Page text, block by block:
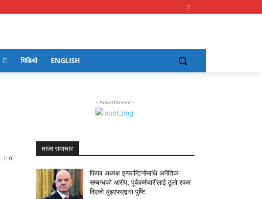
भिडियो ENGLISH
0
- Advertisment -
ताजा समाचार
फिफा अध्यक्ष इन्फान्टिनोमाथि अनैतिक
सम्बन्धको आरोप, पूर्वकर्मचारीलाई ठूलो रकम
दिएको युइएफएद्वारा पुष्टि